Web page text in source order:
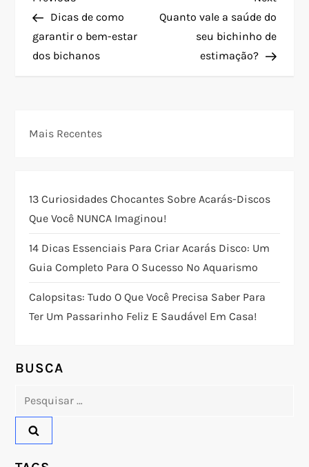
a
v
g
ç
ã
o
d
e
P
o
s
t
PostDicas de como
garantir o bem-estar
dos bichanos
Post
Quanto vale a saúde do
seu bichinho de
estimação?
Mais Recentes
13 Curiosidades Chocantes Sobre Acarás-Discos
Que Você NUNCA Imaginou!
14 Dicas Essenciais Para Criar Acarás Disco: Um
Guia Completo Para O Sucesso No Aquarismo
Calopsitas: Tudo O Que Você Precisa Saber Para
Ter Um Passarinho Feliz E Saudável Em Casa!
BUSCA
Pesquisar